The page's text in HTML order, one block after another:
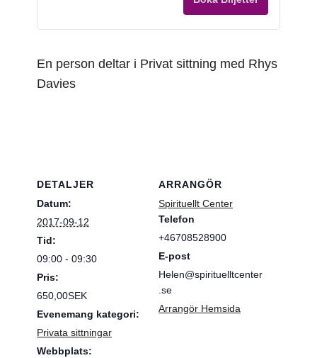
En person deltar i Privat sittning med Rhys
Davies
DETALJER
Datum:
2017-09-12
Tid:
09:00 - 09:30
Pris:
650,00SEK
Evenemang kategori:
Privata sittningar
Webbplats:
ARRANGÖR
Spirituellt Center
Telefon
+46708528900
E-post
Helen@spirituelltcenter
.se
Arrangör Hemsida